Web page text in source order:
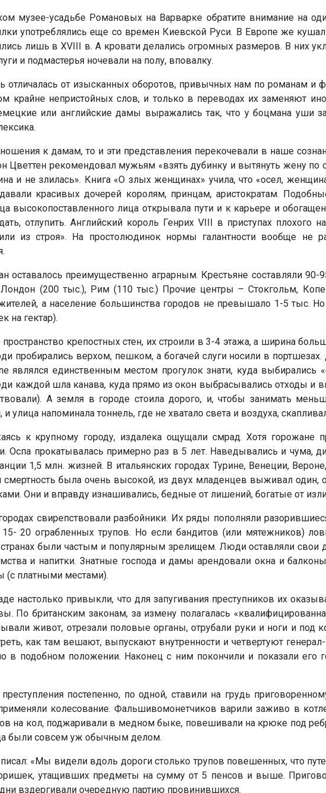
музее-усадьбе Романовых на Варварке обратите внимание на
употреблялись еще со времен Киевской Руси. В Европе же
лишь в XVIII в. А кровати делались огромных размеров. В них
и подмастерья ночевали на полу, вповалку.
отличалась от изысканных оборотов, привычных нам по романам
крайне непристойных слов, и только в переводах их заменяют
или английские дамы выражались так, что у боцмана уши
к дамам, то и эти представления перекочевали в наше
Цветтен рекомендовал мужьям «взять дубинку и вытянуть жену по
и не злилась». Книга «О злых женщинах» учила, что «осел,
красивых дочерей королям, принцам, аристократам.
высокопоставленного лица открывала пути и к карьере и
отлупить. Английский король Генрих VIII в приступах плохого
из строя». На простолюдинок нормы галантности вообще не
оставалось преимущественно аграрным. Крестьяне составляли
(200 тыс.), Рим (110 тыс.) Прочие центры – Стокгольм,
а население большинства городов не превышало 1-5 тыс.
на гектар).
крепостных стен, их строили в 3-4 этажа, а ширина
пробирались верхом, пешком, а богачей слуги носили в
являлся единственным местом прогулок знати, куда выбирались
каждой шла канава, куда прямо из окон выбрасывались отходы
А земля в городе стоила дорого, и, чтобы занимать
улица напоминала тоннель, где не хватало света и воздуха,
к крупному городу, издалека ощущали смрад. Хотя горожане
прокатывалась примерно раз в 5 лет. Наведывались и чума,
1,5 млн. жизней. В итальянских городах Турине, Венеции,
была очень высокой, из двух младенцев выживал один,
Они и вправду изнашивались, бедные от лишений, богатые от
свирепствовали разбойники. Их ряды пополняли
20 ограбленных трупов. Но если бандитов (или мятежников)
были частым и популярным зрелищем. Люди оставляли свои
и напитки. Знатные господа и дамы арендовали окна и
(с платными местами).
настолько привыкли, что для запугивания преступников их
По британским законам, за измену полагалась
живот, отрезали половые органы, отрубали руки и ноги и под
как там вешают, выпускают внутренности и четвертуют
в подобном положении. Наконец с ним покончили и показали его
постепенно, по одной, ставили на грудь
колесование. Фальшивомонетчиков варили заживо в
на кол, поджаривали в медном быке, повешивали на крюке под
были совсем уж обычным делом.
«Мы видели вдоль дороги столько трупов повешенных, что
утащивших предметы на сумму от 5 пенсов и выше.
вздергивали очередную партию провинившихся.